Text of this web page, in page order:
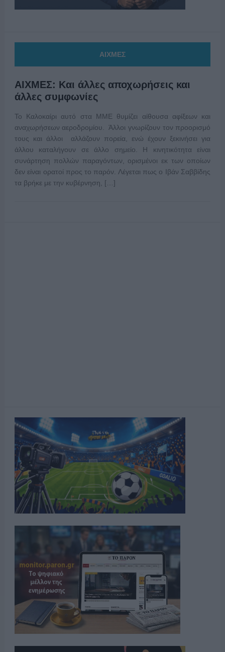
ΑΙΧΜΕΣ
ΑΙΧΜΕΣ: Και άλλες αποχωρήσεις και
άλλες συμφωνίες
Το Καλοκαίρι αυτό στα ΜΜΕ θυμίζει αίθουσα αφίξεων και
αναχωρήσεων αεροδρομίου. Άλλοι γνωρίζουν τον προορισμό
τους και άλλοι αλλάζουν πορεία, ενώ έχουν ξεκινήσει για
άλλου καταλήγουν σε άλλο σημείο. Η κινητικότητα είναι
συνάρτηση πολλών παραγόντων, ορισμένοι εκ των οποίων
δεν είναι ορατοί προς το παρόν. Λέγεται πως ο Ιβάν Σαββίδης
τα βρήκε με την κυβέρνηση, […]